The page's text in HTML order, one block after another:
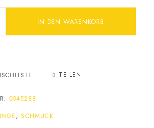
IN DEN WARENKORB
TEILEN
0045288
,SCHMUCK